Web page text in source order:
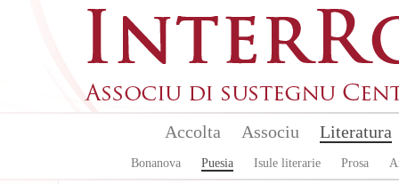
Accolta Associu Literatura
Bonanova Puesia Isule literarie Prosa